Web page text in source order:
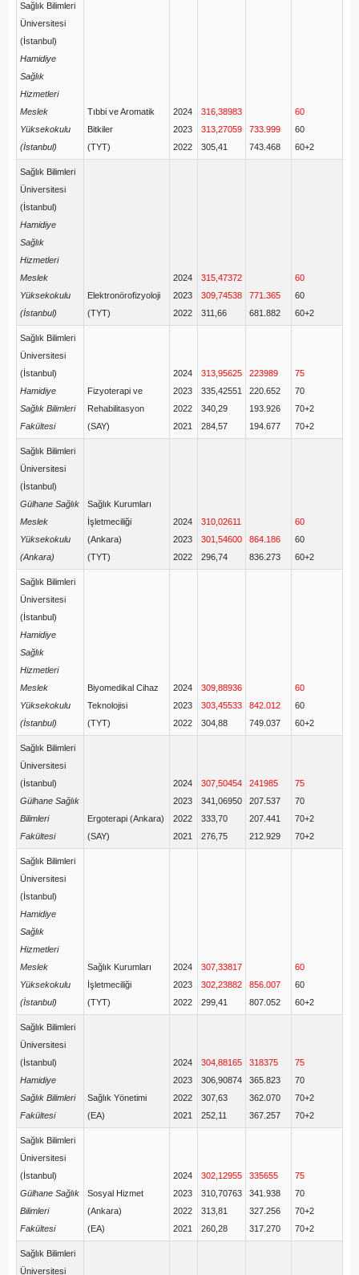
Sağlık Bilimleri
Üniversitesi
(İstanbul)
Hamidiye
Sağlık
Hizmetleri
Meslek
Yüksekokulu
(İstanbul)
Tıbbi ve Aromatik
Bitkiler
(TYT)
2024
2023
2022
316,38983
313,27059
305,41
733.999
743.468
60
60
60+2
Sağlık Bilimleri
Üniversitesi
(İstanbul)
Hamidiye
Sağlık
Hizmetleri
Meslek
Yüksekokulu
(İstanbul)
Elektronörofizyoloji
(TYT)
2024
2023
2022
315,47372
309,74538
311,66
771.365
681.882
60
60
60+2
Sağlık Bilimleri
Üniversitesi
(İstanbul)
Hamidiye
Sağlık Bilimleri
Fakültesi
Fizyoterapi ve
Rehabilitasyon
(SAY)
2024
2023
2022
2021
313,95625
335,42551
340,29
284,57
223989
220.652
193.926
194.677
75
70
70+2
70+2
Sağlık Bilimleri
Üniversitesi
(İstanbul)
Gülhane Sağlık
Meslek
Yüksekokulu
(Ankara)
Sağlık Kurumları
İşletmeciliği
(Ankara)
(TYT)
2024
2023
2022
310,02611
301,54600
296,74
864.186
836.273
60
60
60+2
Sağlık Bilimleri
Üniversitesi
(İstanbul)
Hamidiye
Sağlık
Hizmetleri
Meslek
Yüksekokulu
(İstanbul)
Biyomedikal Cihaz
Teknolojisi
(TYT)
2024
2023
2022
309,88936
303,45533
304,88
842.012
749.037
60
60
60+2
Sağlık Bilimleri
Üniversitesi
(İstanbul)
Gülhane Sağlık
Bilimleri
Fakültesi
Ergoterapi (Ankara)
(SAY)
2024
2023
2022
2021
307,50454
341,06950
333,70
276,75
241985
207.537
207.441
212.929
75
70
70+2
70+2
Sağlık Bilimleri
Üniversitesi
(İstanbul)
Hamidiye
Sağlık
Hizmetleri
Meslek
Yüksekokulu
(İstanbul)
Sağlık Kurumları
İşletmeciliği
(TYT)
2024
2023
2022
307,33817
302,23882
299,41
856.007
807.052
60
60
60+2
Sağlık Bilimleri
Üniversitesi
(İstanbul)
Hamidiye
Sağlık Bilimleri
Fakültesi
Sağlık Yönetimi
(EA)
2024
2023
2022
2021
304,88165
306,90874
307,63
252,11
318375
365.823
362.070
367.257
75
70
70+2
70+2
Sağlık Bilimleri
Üniversitesi
(İstanbul)
Gülhane Sağlık
Bilimleri
Fakültesi
Sosyal Hizmet
(Ankara)
(EA)
2024
2023
2022
2021
302,12955
310,70763
313,81
260,28
335655
341.938
327.256
317.270
75
70
70+2
70+2
Sağlık Bilimleri
Üniversitesi